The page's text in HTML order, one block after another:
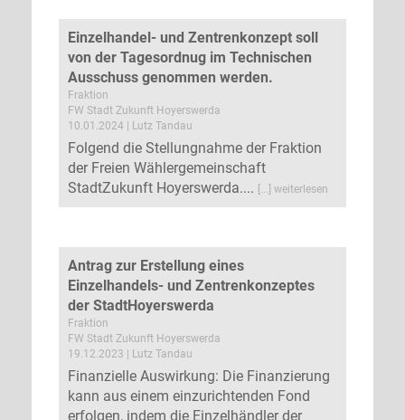
Einzelhandel- und Zentrenkonzept soll
von der Tagesordnug im Technischen
Ausschuss genommen werden.
Fraktion
FW Stadt Zukunft Hoyerswerda
10.01.2024 | Lutz Tandau
Folgend die Stellungnahme der Fraktion
der Freien Wählergemeinschaft
StadtZukunft Hoyerswerda.... [...] weiterlesen
Antrag zur Erstellung eines
Einzelhandels- und Zentrenkonzeptes
der StadtHoyerswerda
Fraktion
FW Stadt Zukunft Hoyerswerda
19.12.2023 | Lutz Tandau
Finanzielle Auswirkung: Die Finanzierung
kann aus einem einzurichtenden Fond
erfolgen, indem die Einzelhändler der